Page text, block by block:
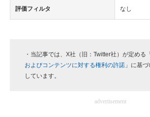
評価フィルタ なし
・当記事では、X社（旧：Twitter社）が定める「
およびコンテンツに対する権利の許諾 」に基
しています。
advertisement